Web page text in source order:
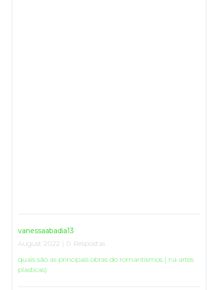
vanessaabadia13
August 2022 | 0 Respostas
quais são as principais obras do romantismos ( na artes
plasticas)